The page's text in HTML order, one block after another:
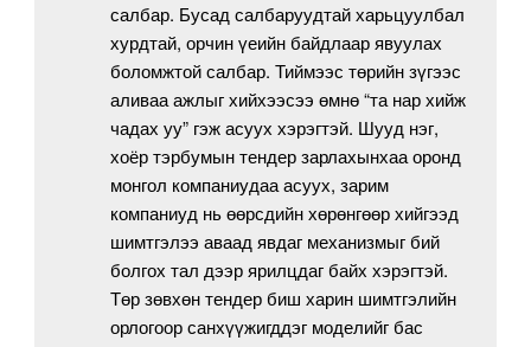
салбар. Бусад салбаруудтай харьцуулбал
хурдтай, орчин үеийн байдлаар явуулах
боломжтой салбар. Тиймээс төрийн зүгээс
аливаа ажлыг хийхээсээ өмнө “та нар хийж
чадах уу” гэж асуух хэрэгтэй. Шууд нэг,
хоёр тэрбумын тендер зарлахынхаа оронд
монгол компаниудаа асуух, зарим
компаниуд нь өөрсдийн хөрөнгөөр хийгээд
шимтгэлээ аваад явдаг механизмыг бий
болгох тал дээр ярилцдаг байх хэрэгтэй.
Төр зөвхөн тендер биш харин шимтгэлийн
орлогоор санхүүжигддэг моделийг бас